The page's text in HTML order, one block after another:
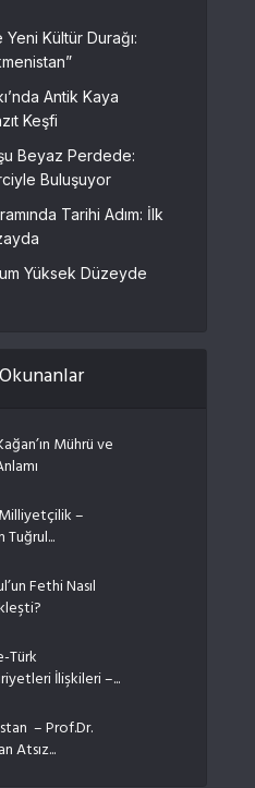
Kültür Durağı:
Antik Kaya
Keşfi
Beyaz Perdede:
Buluşuyor
Tarihi Adım: İlk
Yüksek Düzeyde
Mührü ve
–
Tuğrul...
Fethi Nasıl
Türk
İlişkileri –...
– Prof.Dr.
Atsız...